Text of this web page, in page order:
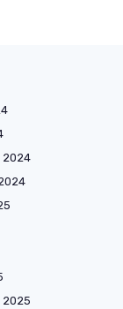
2024
2025